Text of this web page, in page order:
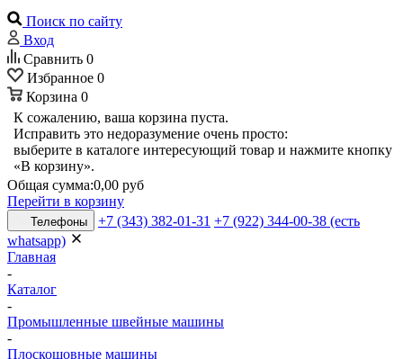
Поиск по сайту
Вход
Сравнить 0
Избранное 0
Корзина 0
К сожалению, ваша корзина пуста.
Исправить это недоразумение очень просто:
выберите в каталоге интересующий товар и нажмите кнопку
«В корзину».
Общая сумма:0,00 руб
Перейти в корзину
Телефоны +7 (343) 382-01-31 +7 (922) 344-00-38 (есть
whatsapp)
Главная
-
Каталог
-
Промышленные швейные машины
-
Плоскошовные машины